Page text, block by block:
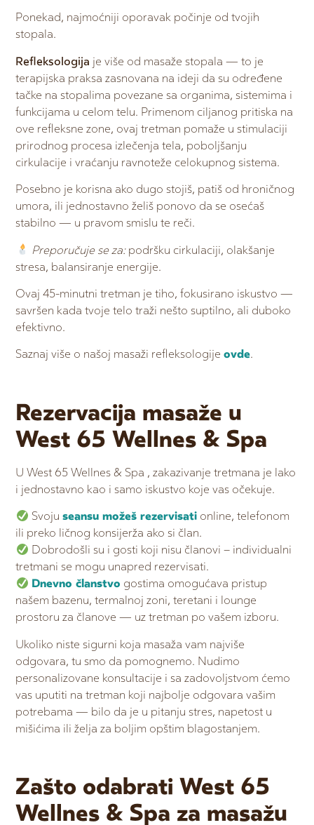
Ponekad, najmoćniji oporavak počinje od tvojih
stopala.
Refleksologija je više od masaže stopala — to je
terapijska praksa zasnovana na ideji da su određene
tačke na stopalima povezane sa organima, sistemima i
funkcijama u celom telu. Primenom ciljanog pritiska na
ove refleksne zone, ovaj tretman pomaže u stimulaciji
prirodnog procesa izlečenja tela, poboljšanju
cirkulacije i vraćanju ravnoteže celokupnog sistema.
Posebno je korisna ako dugo stojiš, patiš od hroničnog
umora, ili jednostavno želiš ponovo da se osećaš
stabilno — u pravom smislu te reči.
Preporučuje se za:podršku cirkulaciji, olakšanje
stresa, balansiranje energije.
Ovaj 45-minutni tretman je tiho, fokusirano iskustvo —
savršen kada tvoje telo traži nešto suptilno, ali duboko
efektivno.
Saznaj više o našoj masaži refleksologijeovde.
Rezervacija masaže u
West 65 Wellnes & Spa
U West 65 Wellnes & Spa , zakazivanje tretmana je lako
i jednostavno kao i samo iskustvo koje vas očekuje.
Svoju seansu možeš rezervisationline, telefonom
ili preko ličnog konsijerža ako si član.
Dobrodošli su i gosti koji nisu članovi – individualni
tretmani se mogu unapred rezervisati.
Dnevno članstvo gostima omogućava pristup
našem bazenu, termalnoj zoni, teretani i lounge
prostoru za članove — uz tretman po vašem izboru.
Ukoliko niste sigurni koja masaža vam najviše
odgovara, tu smo da pomognemo. Nudimo
personalizovane konsultacije i sa zadovoljstvom ćemo
vas uputiti na tretman koji najbolje odgovara vašim
potrebama — bilo da je u pitanju stres, napetost u
mišićima ili želja za boljim opštim blagostanjem.
Zašto odabrati West 65
Wellnes & Spa za masažu